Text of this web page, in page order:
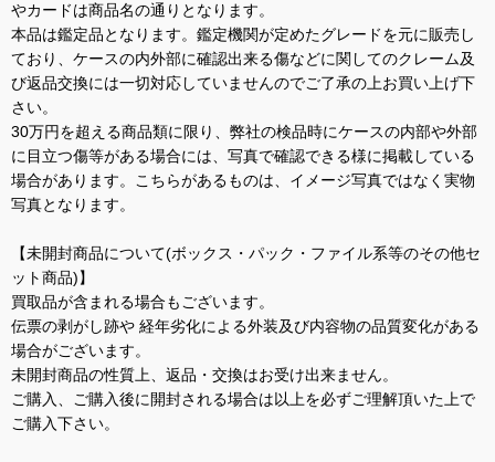
やカードは商品名の通りとなります。
本品は鑑定品となります。鑑定機関が定めたグレードを元に販売し
ており、ケースの内外部に確認出来る傷などに関してのクレーム及
び返品交換には一切対応していませんのでご了承の上お買い上げ下
さい。
30万円を超える商品類に限り、弊社の検品時にケースの内部や外部
に目立つ傷等がある場合には、写真で確認できる様に掲載している
場合があります。こちらがあるものは、イメージ写真ではなく実物
写真となります。
【未開封商品について(ボックス・パック・ファイル系等のその他セ
ット商品)】
買取品が含まれる場合もございます。
伝票の剥がし跡や 経年劣化による外装及び内容物の品質変化がある
場合がございます。
未開封商品の性質上、返品・交換はお受け出来ません。
ご購入、ご購入後に開封される場合は以上を必ずご理解頂いた上で
ご購入下さい。